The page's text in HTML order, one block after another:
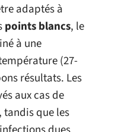
adaptés à
points blancs, le
à une
(27-
résultats. Les
aux cas de
que les